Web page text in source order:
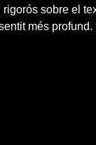
sobre el
més